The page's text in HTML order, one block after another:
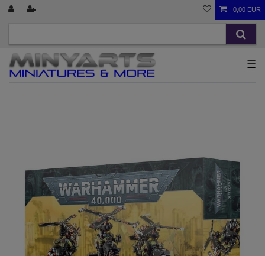
0,00 EUR
☰